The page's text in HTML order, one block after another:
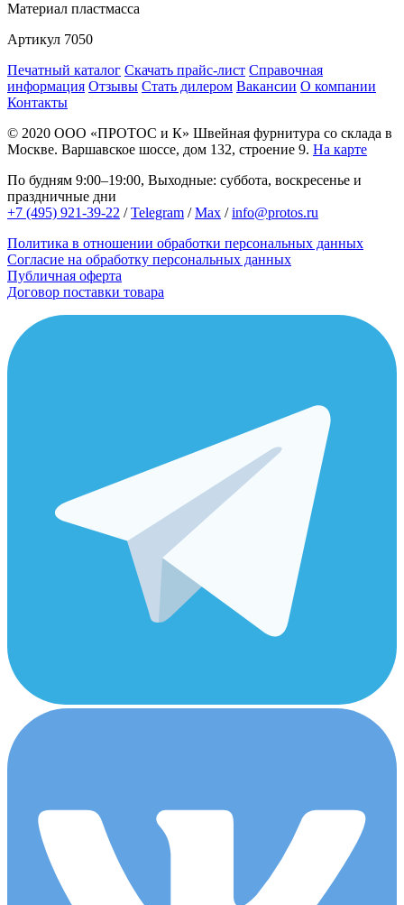
Материал пластмасса
Артикул 7050
Печатный каталог Скачать прайс-лист Справочная
информация Отзывы Стать дилером Вакансии О компании
Контакты
© 2020 ООО «ПРОТОС и К» Швейная фурнитура со склада в
Москве. Варшавское шоссе, дом 132, строение 9. На карте
По будням 9:00–19:00, Выходные: суббота, воскресенье и
праздничные дни
+7 (495) 921-39-22 /Telegram /Max /info@protos.ru
Политика в отношении обработки персональных данных
Согласие на обработку персональных данных
Публичная оферта
Договор поставки товара